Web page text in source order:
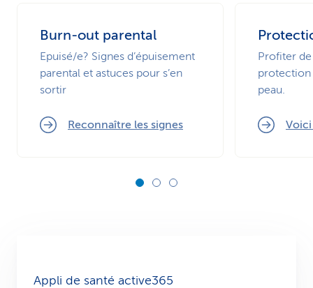
Burn-out parental
Epuisé/e? Signes d’épuisement
parental et astuces pour s’en
sortir
Reconnaître les signes
Profiter de
protection
peau.
Appli de santé active365